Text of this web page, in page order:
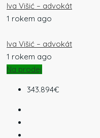
Iva Višić – advokát
1 rokem ago
Iva Višić – advokát
1 rokem ago
Na prodej
343.894€